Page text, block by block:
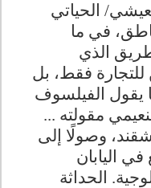
الحياتي
في ما
الذي
فقط، بل
يقول الفيلسوف
مقولته ...
وصولًا إلى
في اليابان
الحداثة